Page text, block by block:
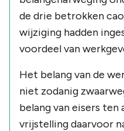
de drie betrokken
wijziging hadden
voordeel van
Het belang van de
niet zodanig
belang van eisers ten
vrijstelling daarvoor